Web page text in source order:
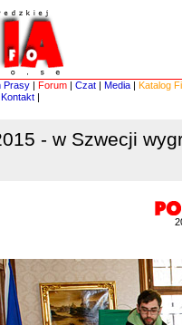
Prasy | Forum | Czat | Media | Katalog
|
- w Szwecji